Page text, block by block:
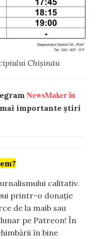
Chișinău
NewsMaker în
mai importante știri
calitativ.
printr-o donație
de la maib sau
pe Patreon! În
în bine